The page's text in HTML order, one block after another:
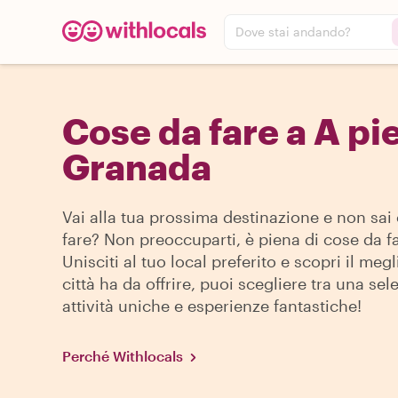
Dove stai andando?
Cose da fare a A
Granada
Vai alla tua prossima destinazione e non sai
fare? Non preoccuparti, è piena di cose da
Unisciti al tuo local preferito e scopri il
città ha da offrire, puoi scegliere tra una
attività uniche e esperienze fantastiche!
Perché Withlocals